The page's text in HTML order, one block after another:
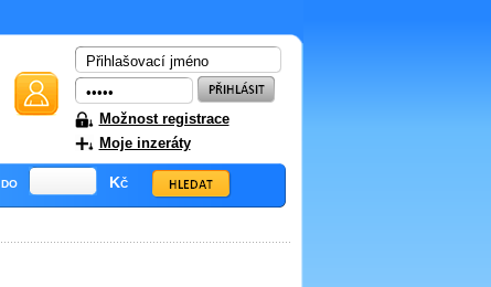
Možnost registrace
Moje inzeráty
do Kč